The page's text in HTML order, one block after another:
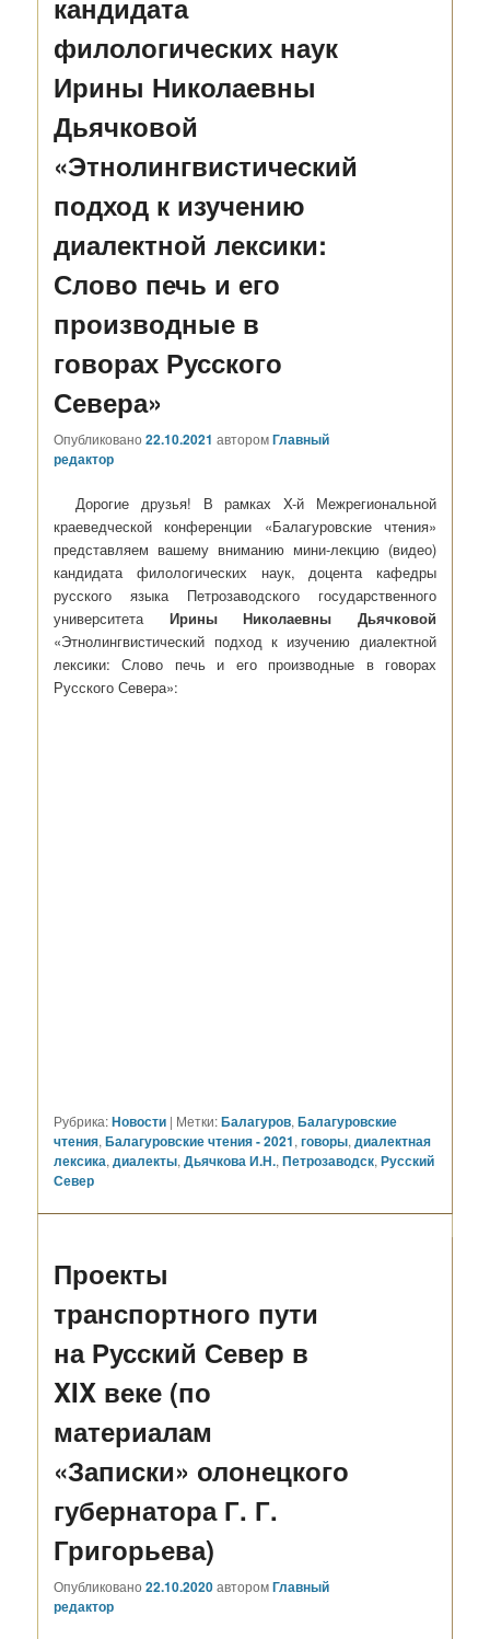
кандидата
филологических наук
Ирины Николаевны
Дьячковой
«Этнолингвистический
подход к изучению
диалектной лексики:
Слово печь и его
производные в
говорах Русского
Севера»
Опубликовано22.10.2021 авторомГлавный
редактор
Дорогие друзья! В рамках X-й Межрегиональной
краеведческой конференции «Балагуровские чтения»
представляем вашему вниманию мини-лекцию (видео)
кандидата филологических наук, доцента кафедры
русского языка Петрозаводского государственного
университета Ирины Николаевны Дьячковой
«Этнолингвистический подход к изучению диалектной
лексики: Слово печь и его производные в говорах
Русского Севера»:
Рубрика:Новости | Метки:Балагуров,Балагуровские
чтения,Балагуровские чтения - 2021,говоры,диалектная
лексика,диалекты,Дьячкова И.Н.,Петрозаводск,Русский
Север
Проекты
транспортного пути
на Русский Север в
XIX веке (по
материалам
«Записки» олонецкого
губернатора Г. Г.
Григорьева)
Опубликовано22.10.2020авторомГлавный
редактор